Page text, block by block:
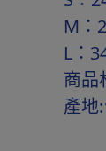
M：
L：
商品
產地